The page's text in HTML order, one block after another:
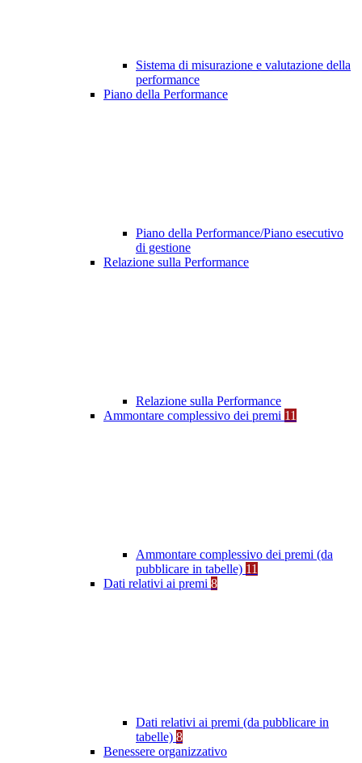
Sistema di misurazione e valutazione della
performance
Piano della Performance
Piano della Performance/Piano esecutivo
di gestione
Relazione sulla Performance
Relazione sulla Performance
Ammontare complessivo dei premi 11
Ammontare complessivo dei premi (da
pubblicare in tabelle) 11
Dati relativi ai premi 8
Dati relativi ai premi (da pubblicare in
tabelle) 8
Benessere organizzativo